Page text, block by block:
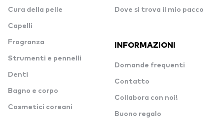
Cura della pelle
Capelli
Fragranza
Strumenti e pennelli
Denti
Bagno e corpo
Cosmetici coreani
Dove si trova il mio pacco
INFORMAZIONI
Domande frequenti
Contatto
Collabora con noi!
Buono regalo